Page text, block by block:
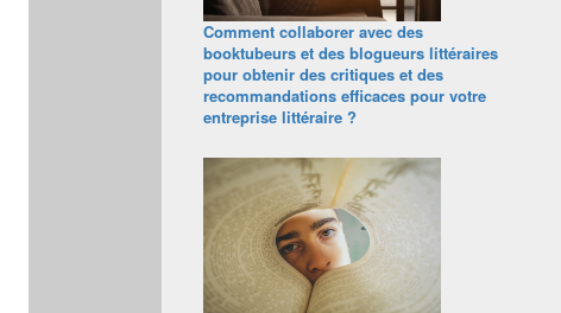
Comment collaborer avec des
booktubeurs et des blogueurs littéraires
pour obtenir des critiques et des
recommandations efficaces pour votre
entreprise littéraire ?